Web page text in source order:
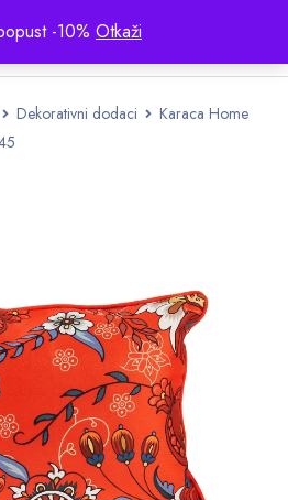
-10% Otkaži
Dekorativni dodaci
Karaca Home